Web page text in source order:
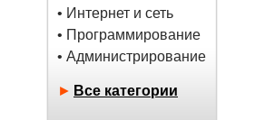
• Интернет и сеть
• Программирование
• Администрирование
► Все категории